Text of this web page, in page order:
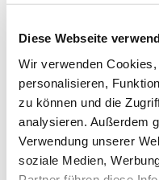
Diese Webseite
Wir verwenden
personalisieren,
zu können und die
analysieren. Außerdem
Verwendung unserer
soziale Medien,
Kräuterwanderung
Alternativprogramm
Nievenheim